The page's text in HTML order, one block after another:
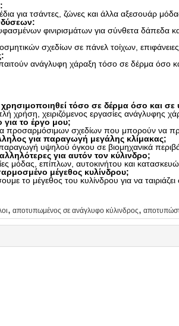
για τσάντες, ζώνες και άλλα αξεσουάρ
φινιρισμάτων για σύνθετα δάπεδα
σχεδίων σε πάνελ τοίχων,
ανάγλυφη χάραξη τόσο σε δέρμα
τόσο σε δέρμα όσο και σε
χρήση, χειριζόμενος εργασίες ανάγλυφης
το έργο μου;
προσαρμόσιμων σχεδίων που μπορούν να
για παραγωγή μεγάλης κλίμακας;
παραγωγή υψηλού όγκου σε βιομηχανικά
για αυτόν τον κύλινδρο;
μόδας, επίπλων, αυτοκινήτου και
μέγεθος κυλίνδρου;
το μέγεθος του κυλίνδρου για να
, αποτυπωμένος σε ανάγλυφο κύλινδρος,